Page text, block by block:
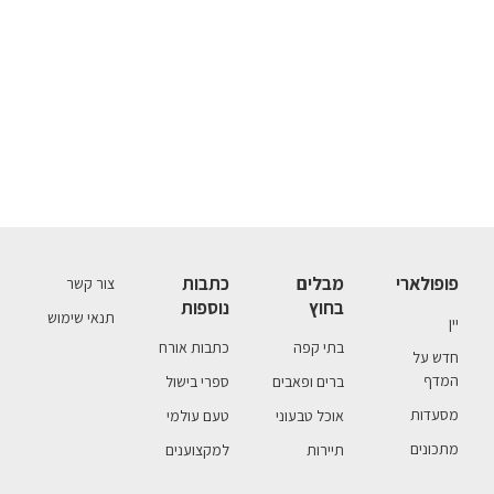
פופולארי
יין
חדש על
המדף
מסעדות
מתכונים
מבלים
בחוץ
בתי קפה
ברים ופאבים
אוכל טבעוני
תיירות
כתבות
נוספות
כתבות אורח
ספרי בישול
טעם עולמי
למקצוענים
צור קשר
תנאי שימוש